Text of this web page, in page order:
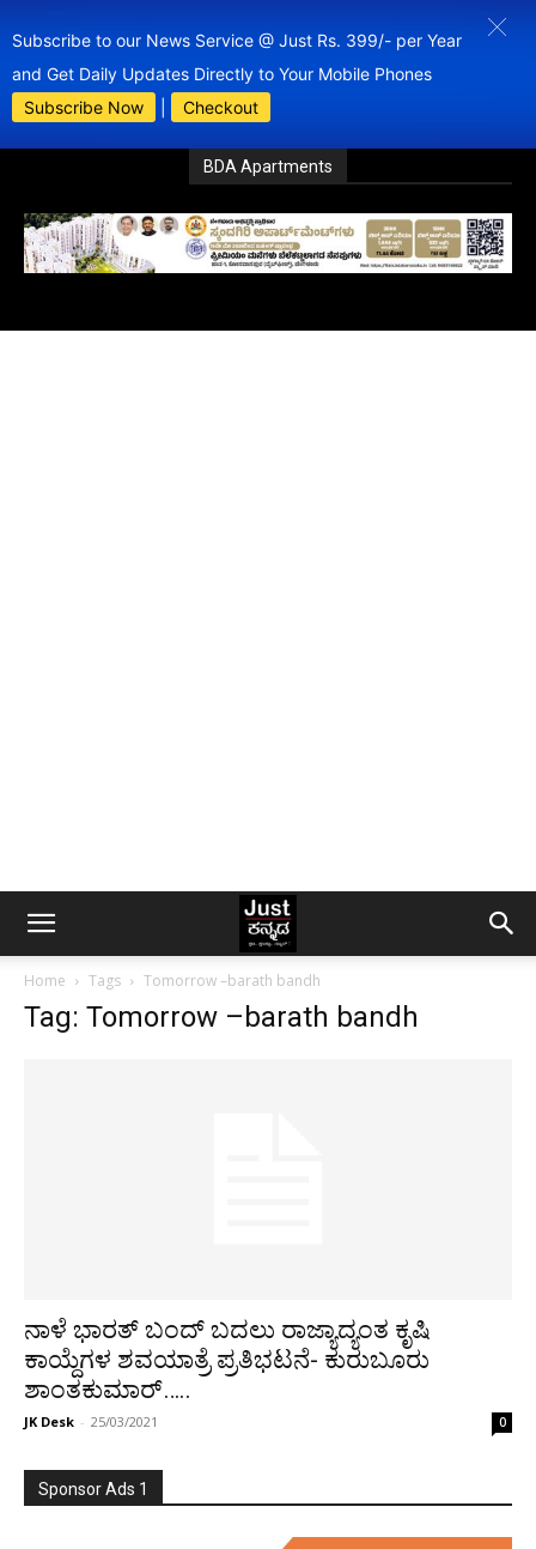
Subscribe to our News Service @ Just Rs. 399/- per Year
and Get Daily Updates Directly to Your Mobile Phones
Subscribe Now
Checkout
BDA Apartments
Home Tags Tomorrow –barath bandh
Tag: Tomorrow –barath bandh
ನಾಳೆ ಭಾರತ್ ಬಂದ್ ಬದಲು ರಾಜ್ಯಾದ್ಯಂತ ಕೃಷಿ
ಕಾಯ್ದೆಗಳ ಶವಯಾತ್ರೆ ಪ್ರತಿಭಟನೆ- ಕುರುಬೂರು
ಶಾಂತಕುಮಾರ್…..
JK Desk - 25/03/2021 0
Sponsor Ads 1